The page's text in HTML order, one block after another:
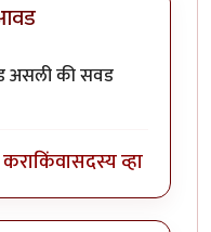
byअहिरावण
असली की सवड
किंवासदस्य व्हा